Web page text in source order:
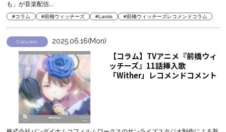
も」が音楽配信...
#コラム #前橋ウィッチーズ #Lantis #前橋ウィッチーズレコメンドコラム
Column 2025.06.16(Mon)
【コラム】TVアニメ『前橋ウィ
ッチーズ』11話挿入歌
「Wither」レコメンドコメント